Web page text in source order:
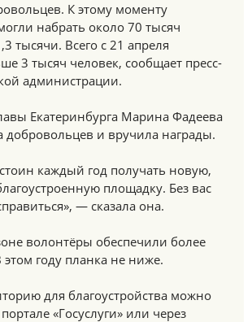
К этому моменту
набрать около 70 тысяч
тысячи. Всего с 21 апреля
3 тысяч человек, сообщает пресс-
администрации.
Екатеринбурга Марина Фадеева
добровольцев и вручила награды.
каждый год получать новую,
площадку. Без вас
— сказала она.
волонтёры обеспечили более
этом году планка не ниже.
для благоустройства можно
«Госуслуги» или через